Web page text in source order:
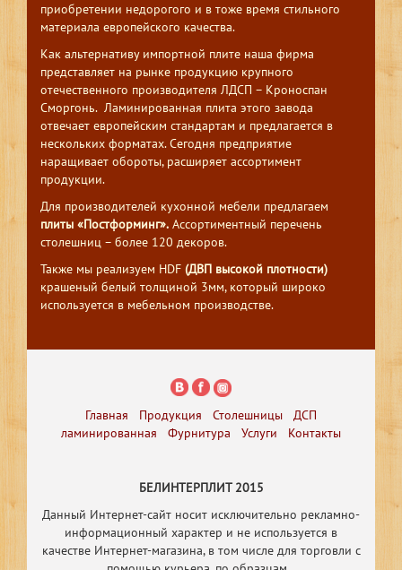
приобретении недорогого и в тоже время стильного
материала европейского качества.
Как альтернативу импортной плите наша фирма
представляет на рынке продукцию крупного
отечественного производителя ЛДСП – Кроноспан
Сморгонь. Ламинированная плита этого завода
отвечает европейским стандартам и предлагается в
нескольких форматах. Сегодня предприятие
наращивает обороты, расширяет ассортимент
продукции.
Для производителей кухонной мебели предлагаем
плиты «Постформинг». Ассортиментный перечень
столешниц – более 120 декоров.
Также мы реализуем HDF (ДВП высокой плотности)
крашеный белый толщиной 3мм, который широко
используется в мебельном производстве.
Главная Продукция Столешницы
ДСП
ламинированная
Фурнитура Услуги Контакты
БЕЛИНТЕРПЛИТ 2015
Данный Интернет-сайт носит исключительно рекламно-
информационный характер и не используется в
качестве Интернет-магазина, в том числе для торговли с